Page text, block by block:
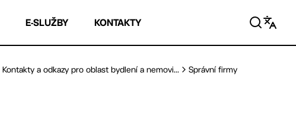
E-SLUŽBY KONTAKTY
Kontakty a odkazy pro oblast bydlení a nemovi... Správní firmy